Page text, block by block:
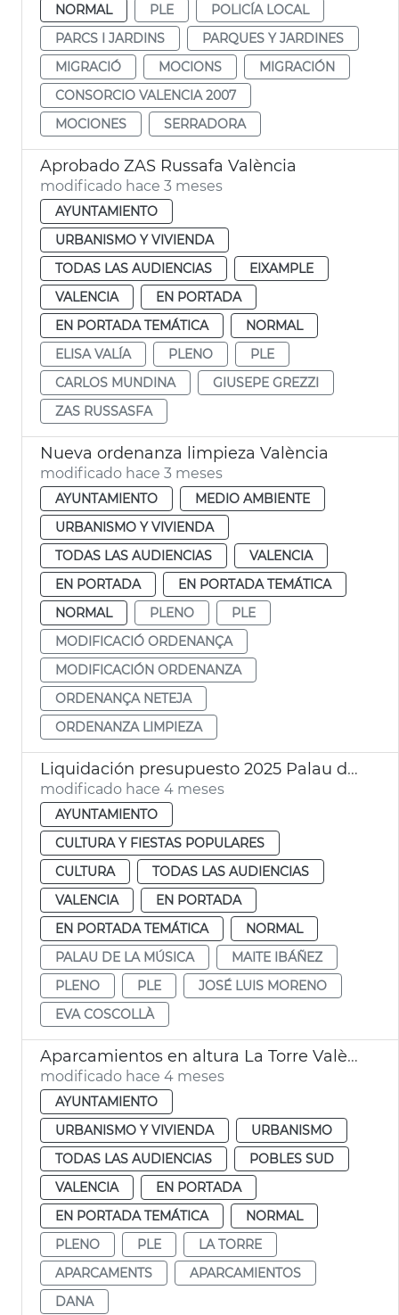
NORMAL
PLE
POLICÍA LOCAL
PARCS I JARDINS
PARQUES Y JARDINES
MIGRACIÓ
MOCIONS
MIGRACIÓN
CONSORCIO VALENCIA 2007
MOCIONES
SERRADORA
Aprobado ZAS Russafa València
modificado hace 3 meses
AYUNTAMIENTO
URBANISMO Y VIVIENDA
TODAS LAS AUDIENCIAS
EIXAMPLE
VALENCIA
EN PORTADA
EN PORTADA TEMÁTICA
NORMAL
ELISA VALÍA
PLENO
PLE
CARLOS MUNDINA
GIUSEPE GREZZI
ZAS RUSSASFA
Nueva ordenanza limpieza València
modificado hace 3 meses
AYUNTAMIENTO
MEDIO AMBIENTE
URBANISMO Y VIVIENDA
TODAS LAS AUDIENCIAS
VALENCIA
EN PORTADA
EN PORTADA TEMÁTICA
NORMAL
PLENO
PLE
MODIFICACIÓ ORDENANÇA
MODIFICACIÓN ORDENANZA
ORDENANÇA NETEJA
ORDENANZA LIMPIEZA
Liquidación presupuesto 2025 Palau de la Música València
modificado hace 4 meses
AYUNTAMIENTO
CULTURA Y FIESTAS POPULARES
CULTURA
TODAS LAS AUDIENCIAS
VALENCIA
EN PORTADA
EN PORTADA TEMÁTICA
NORMAL
PALAU DE LA MÚSICA
MAITE IBÁÑEZ
PLENO
PLE
JOSÉ LUIS MORENO
EVA COSCOLLÀ
Aparcamientos en altura La Torre València
modificado hace 4 meses
AYUNTAMIENTO
URBANISMO Y VIVIENDA
URBANISMO
TODAS LAS AUDIENCIAS
POBLES SUD
VALENCIA
EN PORTADA
EN PORTADA TEMÁTICA
NORMAL
PLENO
PLE
LA TORRE
APARCAMENTS
APARCAMIENTOS
DANA